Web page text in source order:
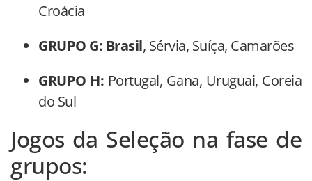
Croácia
GRUPO G: Brasil, Sérvia, Suíça, Camarões
GRUPO H: Portugal, Gana, Uruguai, Coreia
do Sul
Jogos da Seleção na fase de
grupos: